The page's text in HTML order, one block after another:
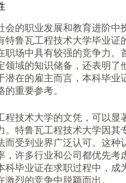
会的职业发展和教育进阶中
特鲁瓦工程技术大学毕业证
职场中具有较强的竞争力。
领域的知识储备，还表明了
潜在的雇主而言，本科毕业
重要参考。
程技术大学的文凭，可以显
。特鲁瓦工程技术大学因其
而受到业界广泛认可。这种
，许多行业和公司都优先考
科毕业证在求职过程中，成
烈的竞争中脱颖而出。